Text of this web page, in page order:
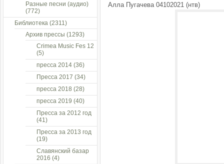
Алла Пугачева 04102021 (нтв)
Разные песни (аудио)
(772)
Библиотека (2311)
Архив прессы (1293)
Crimea Music Fes 12
(5)
пресса 2014 (36)
Пресса 2017 (34)
пресса 2018 (28)
пресса 2019 (40)
Пресса за 2012 год
(41)
Пресса за 2013 год
(19)
Славянский базар
2016 (4)